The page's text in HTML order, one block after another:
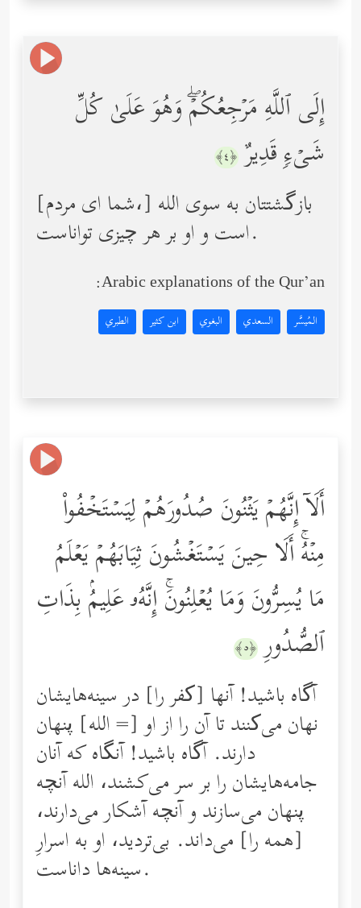
إِلَى ٱللَّهِ مَرۡجِعُكُمۡۖ وَهُوَ عَلَىٰ كُلِّ
شَیۡءࣲ قَدِیرٌ ﴿٤﴾
[شما ای مردم،] بازگشتتان به سوى الله
است و او بر هر چیزى تواناست.
Arabic explanations of the Qur’an:
المُيسَّر السعدي البغوي ابن كثير الطبري
أَلَاۤ إِنَّهُمۡ یَثۡنُونَ صُدُورَهُمۡ لِیَسۡتَخۡفُواْ
مِنۡهُۚ أَلَا حِینَ یَسۡتَغۡشُونَ ثِیَابَهُمۡ یَعۡلَمُ
مَا یُسِرُّونَ وَمَا یُعۡلِنُونَۚ إِنَّهُۥ عَلِیمُۢ بِذَاتِ
ٱلصُّدُورِ ﴿٥﴾
آگاه باشید! آنها [کفر را] در سینه‌هایشان
نهان می‌کنند تا آن را از او [= الله] پنهان
دارند. آگاه باشید! آنگاه كه آنان
جامه‌هایشان را بر سر مى‌كشند، الله آنچه
پنهان می‌سازند و آنچه آشكار مى‌دارند،
[همه را] مى‌داند. بی‌تردید، او به اسرارِ
سینه‌ها داناست.